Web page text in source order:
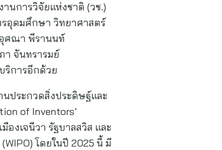
นการวิจัยแห่งชาติ (วช.)
รอุดมศึกษา วิทยาศาสตร์
ศณา พีรานนท์
า จันทรารมย์
ริการอีกด้วย
นประกวดสิ่งประดิษฐ์และ
of Inventors’
งเจนีวา รัฐบาลสวิส และ
โดยในปี 2025 นี้ มี